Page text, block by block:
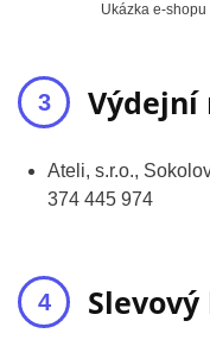
Ukázka e-shopu
Výdejní
Ateli, s.r.o.,
374 445 974
Slevový